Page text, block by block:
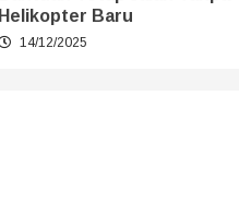
Helikopter Baru
14/12/2025